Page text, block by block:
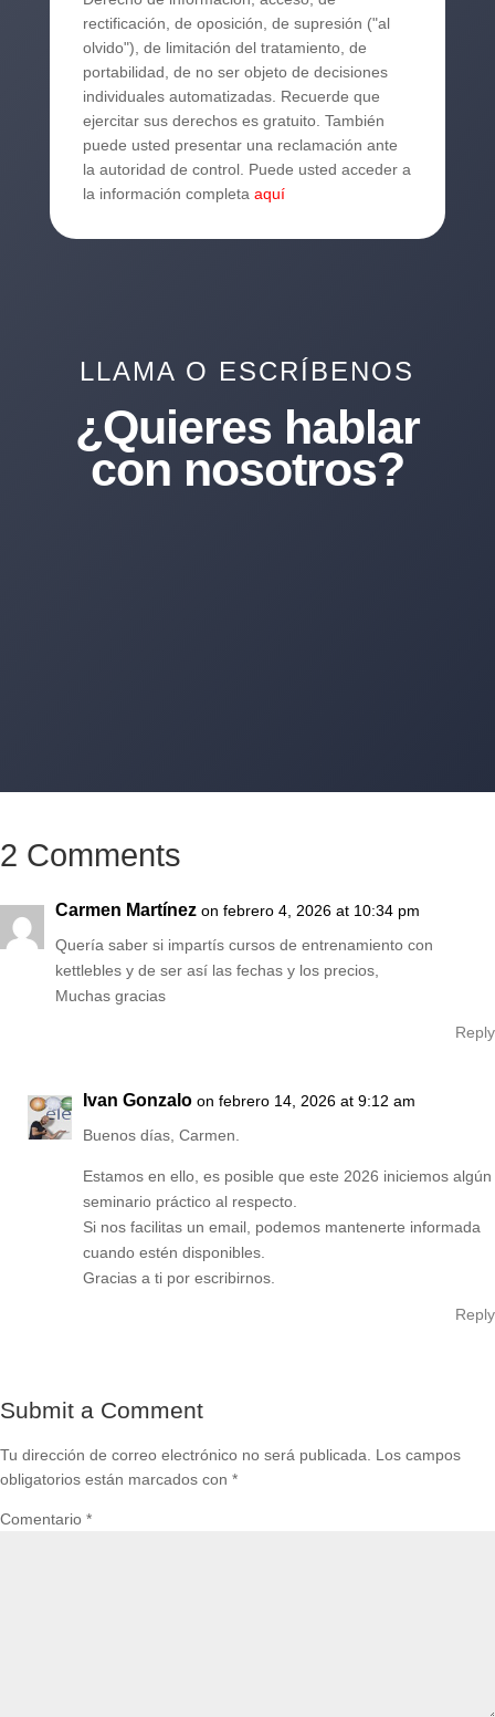
rectificación, de oposición, de supresión ("al
olvido"), de limitación del tratamiento, de
portabilidad, de no ser objeto de decisiones
individuales automatizadas. Recuerde que
ejercitar sus derechos es gratuito. También
puede usted presentar una reclamación ante
la autoridad de control. Puede usted acceder a
la información completa aquí
LLAMA O ESCRÍBENOS
¿Quieres hablar
con nosotros?
2 Comments
Carmen Martínez on febrero 4, 2026 at 10:34 pm
Quería saber si impartís cursos de entrenamiento con
kettlebles y de ser así las fechas y los precios,
Muchas gracias
Reply
Ivan Gonzalo on febrero 14, 2026 at 9:12 am
Buenos días, Carmen.
Estamos en ello, es posible que este 2026 iniciemos algún
seminario práctico al respecto.
Si nos facilitas un email, podemos mantenerte informada
cuando estén disponibles.
Gracias a ti por escribirnos.
Reply
Submit a Comment
Tu dirección de correo electrónico no será publicada.
Los campos
obligatorios están marcados con *
Comentario *